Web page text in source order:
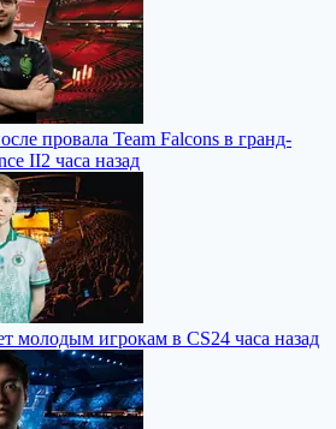
провала Team Falcons в гранд-
II2 часа назад
молодым игрокам в CS24 часа назад